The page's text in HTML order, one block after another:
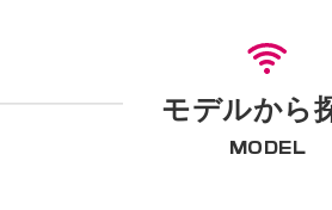
モデルから
MODEL